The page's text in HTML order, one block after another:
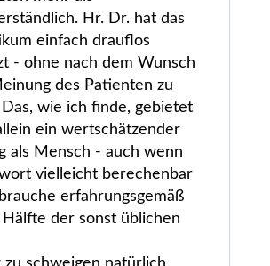
Hr. Dr. hat das
einfach drauflos
- ohne nach dem Wunsch
des Patienten zu
wie ich finde, gebietet
ein wertschätzender
als Mensch - auch wenn
vielleicht berechenbar
erfahrungsgemäß
der sonst üblichen